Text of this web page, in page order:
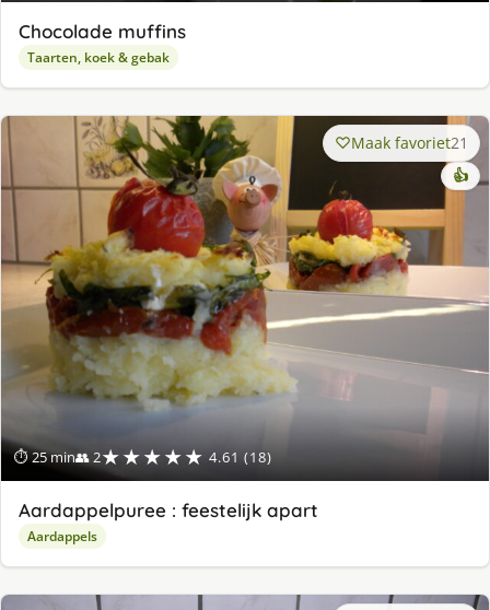
Chocolade muffins
Taarten, koek & gebak
⏱ 25 min👥 2★★★★★ 4.61 (18)
Maak favoriet21
👍
Aardappelpuree : feestelijk apart
Aardappels